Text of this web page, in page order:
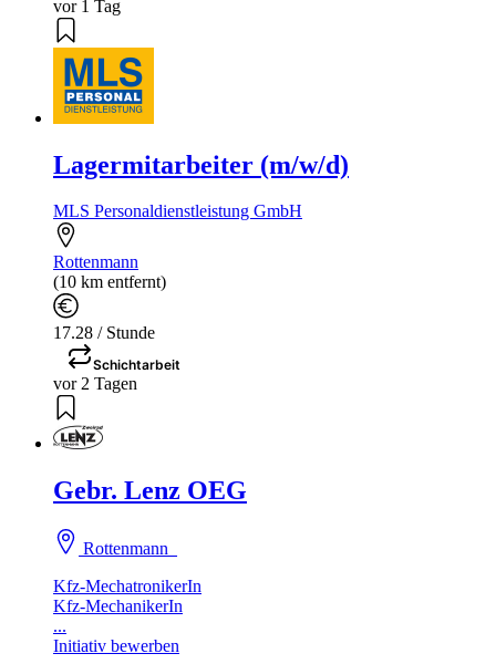
vor 1 Tag
Lagermitarbeiter (m/w/d)
MLS Personaldienstleistung GmbH
Rottenmann
(10 km entfernt)
17.28 / Stunde
Schichtarbeit
vor 2 Tagen
Gebr. Lenz OEG
Rottenmann
Kfz-MechatronikerIn
Kfz-MechanikerIn
...
Initiativ bewerben